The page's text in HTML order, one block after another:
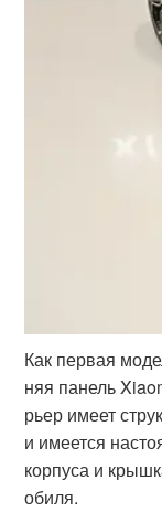
Как первая
няя панель
рьер имеет
и имеется
корпуса и
обиля.